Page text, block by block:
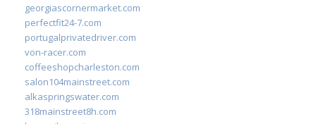
georgiascornermarket.com
perfectfit24-7.com
portugalprivatedriver.com
von-racer.com
coffeeshopcharleston.com
salon104mainstreet.com
alkaspringswater.com
318mainstreet8h.com